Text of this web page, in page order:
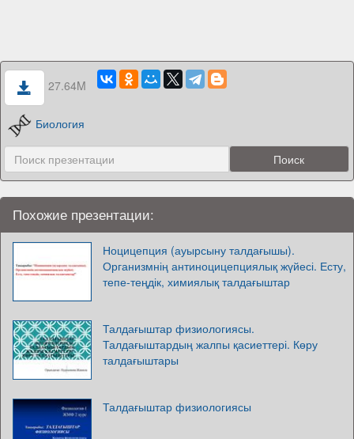
27.64M
Биология
Похожие презентации:
Ноцицепция (ауырсыну талдағышы).
Организмнің антиноцицепциялық жүйесі. Есту,
тепе-теңдік, химиялық талдағыштар
Талдағыштар физиологиясы.
Талдағыштардың жалпы қасиеттері. Көру
талдағыштары
Талдағыштар физиологиясы